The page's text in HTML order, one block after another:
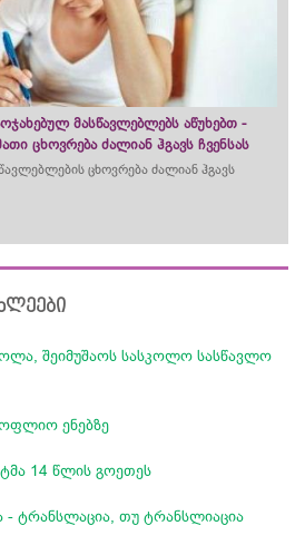
მასწავლებლებს აწუხებთ -
ცხოვრება ძალიან ჰგავს ჩვენსას
ცხოვრება ძალიან ჰგავს
შეიმუშაოს სასკოლო სასწავლო
ენებზე
14 წლის გოეთეს
ტრანსლაცია, თუ ტრანსლიაცია